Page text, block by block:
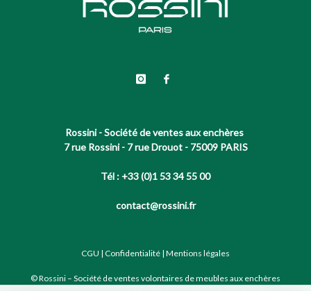
Rossini - Société de ventes aux enchères
7 rue Rossini - 7 rue Drouot - 75009 PARIS
Tél : +33 (0)1 53 34 55 00
contact@rossini.fr
CGU | Confidentialité | Mentions légales
© Rossini – Société de ventes volontaires de meubles aux enchères